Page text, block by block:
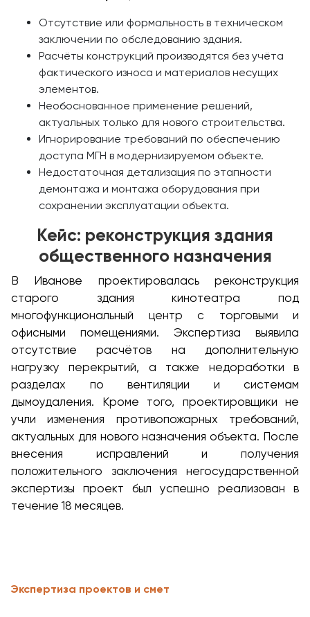
Отсутствие или формальность в техническом
заключении по обследованию здания.
Расчёты конструкций производятся без учёта
фактического износа и материалов несущих
элементов.
Необоснованное применение решений,
актуальных только для нового строительства.
Игнорирование требований по обеспечению
доступа МГН в модернизируемом объекте.
Недостаточная детализация по этапности
демонтажа и монтажа оборудования при
сохранении эксплуатации объекта.
Кейс: реконструкция здания
общественного назначения
В Иванове проектировалась реконструкция
старого здания кинотеатра под
многофункциональный центр с торговыми и
офисными помещениями. Экспертиза выявила
отсутствие расчётов на дополнительную
нагрузку перекрытий, а также недоработки в
разделах по вентиляции и системам
дымоудаления. Кроме того, проектировщики не
учли изменения противопожарных требований,
актуальных для нового назначения объекта. После
внесения исправлений и получения
положительного заключения негосударственной
экспертизы проект был успешно реализован в
течение 18 месяцев.
Экспертиза проектов и смет